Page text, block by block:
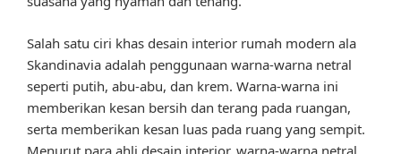
Salah satu ciri khas desain interior rumah modern ala
Skandinavia adalah penggunaan warna-warna netral
seperti putih, abu-abu, dan krem. Warna-warna ini
memberikan kesan bersih dan terang pada ruangan,
serta memberikan kesan luas pada ruang yang sempit.
Menurut para ahli desain interior, warna-warna netral